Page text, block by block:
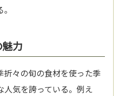
力
折々の旬の食材を使った季
気を誇っている。例え